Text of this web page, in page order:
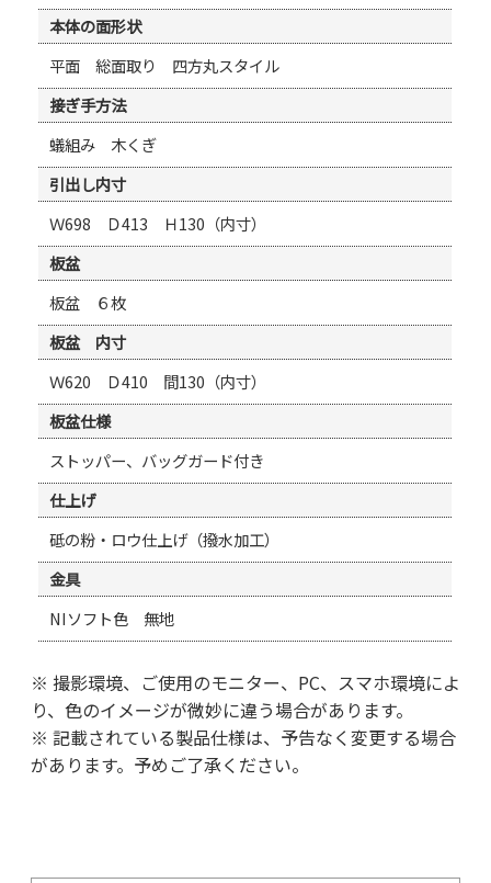
本体の面形状
平面 総面取り 四方丸スタイル
接ぎ手方法
蟻組み 木くぎ
引出し内寸
Ｗ698 Ｄ413 Ｈ130（内寸）
板盆
板盆 ６枚
板盆 内寸
Ｗ620 Ｄ410 間130（内寸）
板盆仕様
ストッパー、バッグガード付き
仕上げ
砥の粉・ロウ仕上げ（撥水加工）
金具
NIソフト色 無地
※ 撮影環境、ご使用のモニター、PC、スマホ環境によ
り、色のイメージが微妙に違う場合があります。
※ 記載されている製品仕様は、予告なく変更する場合
があります。予めご了承ください。